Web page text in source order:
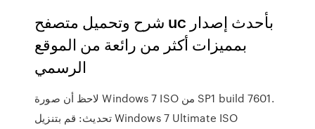
شرح وتحميل متصفح uc بأحدث إصدار
بمميزات أكثر من رائعة من الموقع
الرسمي
لاحظ أن صورة Windows 7 ISO من SP1 build 7601.
تحديث: قم بتنزيل Windows 7 Ultimate ISO